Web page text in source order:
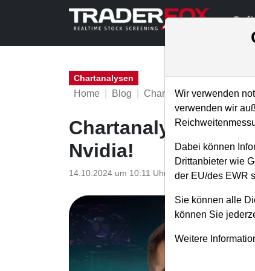
Chartanalysen
Home Blog Chartanalysen
Chartanalyse
Nvidia!
14.10.2024 um 10:11 Uhr P. Uhlschmied
Wir verwenden
verwenden wir
Dabei können
Drittanbieter wie
der EU/des EWR
Sie können alle
können Sie
Weitere